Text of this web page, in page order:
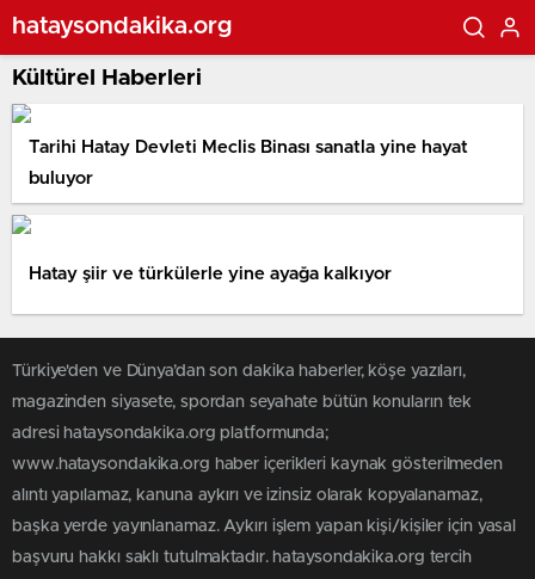
hataysondakika.org
Kültürel Haberleri
Tarihi Hatay Devleti Meclis Binası sanatla yine hayat
buluyor
Hatay şiir ve türkülerle yine ayağa kalkıyor
Türkiye'den ve Dünya’dan son dakika haberler, köşe yazıları,
magazinden siyasete, spordan seyahate bütün konuların tek
adresi hataysondakika.org platformunda;
www.hataysondakika.org haber içerikleri kaynak gösterilmeden
alıntı yapılamaz, kanuna aykırı ve izinsiz olarak kopyalanamaz,
başka yerde yayınlanamaz. Aykırı işlem yapan kişi/kişiler için yasal
başvuru hakkı saklı tutulmaktadır. hataysondakika.org tercih